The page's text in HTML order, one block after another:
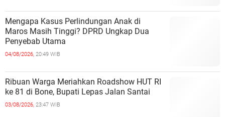
Mengapa Kasus Perlindungan Anak di
Maros Masih Tinggi? DPRD Ungkap Dua
Penyebab Utama
04/08/2026, 20:49 WIB
Ribuan Warga Meriahkan Roadshow HUT RI
ke 81 di Bone, Bupati Lepas Jalan Santai
03/08/2026, 23:47 WIB